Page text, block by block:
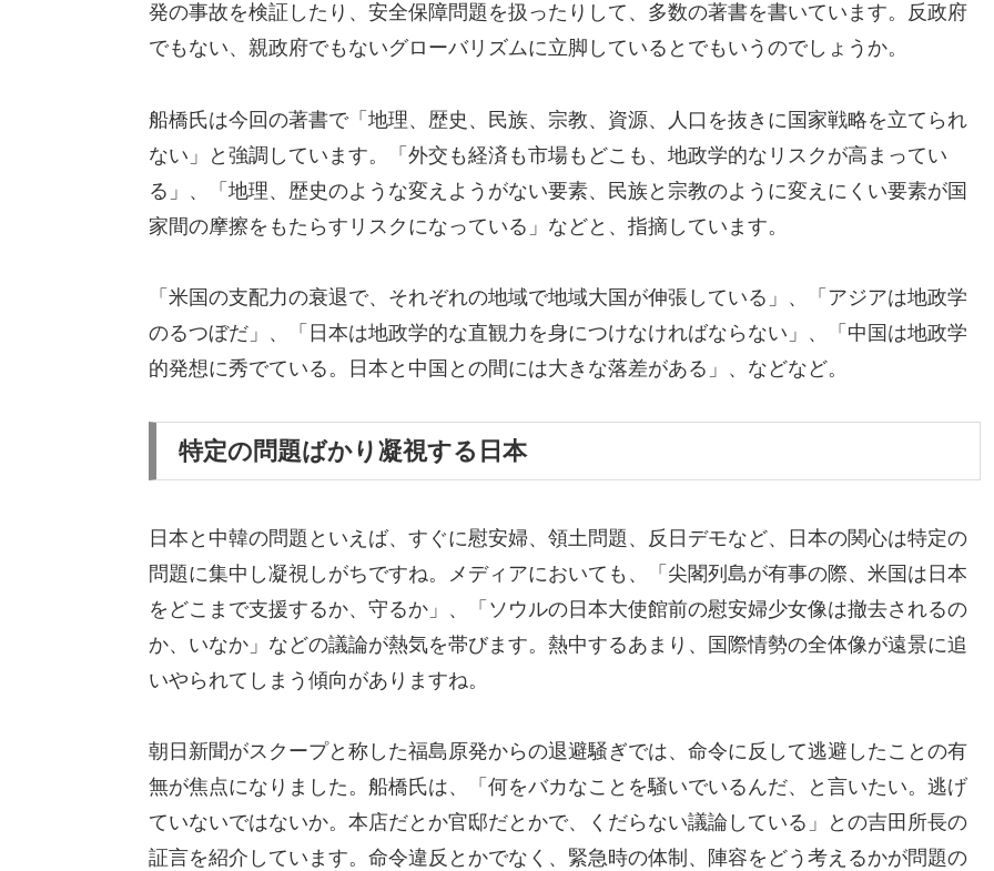
発の事故を検証したり、安全保障問題を扱ったりして、多数の著書を書いています。反政府
でもない、親政府でもないグローバリズムに立脚しているとでもいうのでしょうか。
船橋氏は今回の著書で「地理、歴史、民族、宗教、資源、人口を抜きに国家戦略を立てられ
ない」と強調しています。「外交も経済も市場もどこも、地政学的なリスクが高まってい
る」、「地理、歴史のような変えようがない要素、民族と宗教のように変えにくい要素が国
家間の摩擦をもたらすリスクになっている」などと、指摘しています。
「米国の支配力の衰退で、それぞれの地域で地域大国が伸張している」、「アジアは地政学
のるつぼだ」、「日本は地政学的な直観力を身につけなければならない」、「中国は地政学
的発想に秀でている。日本と中国との間には大きな落差がある」、などなど。
特定の問題ばかり凝視する日本
日本と中韓の問題といえば、すぐに慰安婦、領土問題、反日デモなど、日本の関心は特定の
問題に集中し凝視しがちですね。メディアにおいても、「尖閣列島が有事の際、米国は日本
をどこまで支援するか、守るか」、「ソウルの日本大使館前の慰安婦少女像は撤去されるの
か、いなか」などの議論が熱気を帯びます。熱中するあまり、国際情勢の全体像が遠景に追
いやられてしまう傾向がありますね。
朝日新聞がスクープと称した福島原発からの退避騒ぎでは、命令に反して逃避したことの有
無が焦点になりました。船橋氏は、「何をバカなことを騒いでいるんだ、と言いたい。逃げ
ていないではないか。本店だとか官邸だとかで、くだらない議論している」との吉田所長の
証言を紹介しています。命令違反とかでなく、緊急時の体制、陣容をどう考えるかが問題の